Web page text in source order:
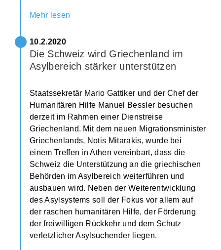
Mehr lesen
10.2.2020
Die Schweiz wird Griechenland im
Asylbereich stärker unterstützen
Staatssekretär Mario Gattiker und der Chef der
Humanitären Hilfe Manuel Bessler besuchen
derzeit im Rahmen einer Dienstreise
Griechenland. Mit dem neuen Migrationsminister
Griechenlands, Notis Mitarakis, wurde bei
einem Treffen in Athen vereinbart, dass die
Schweiz die Unterstützung an die griechischen
Behörden im Asylbereich weiterführen und
ausbauen wird. Neben der Weiterentwicklung
des Asylsystems soll der Fokus vor allem auf
der raschen humanitären Hilfe, der Förderung
der freiwilligen Rückkehr und dem Schutz
verletzlicher Asylsuchender liegen.